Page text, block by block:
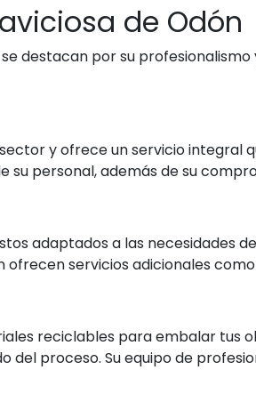
de Odón
destacan por su
y ofrece un servicio integral
personal, además de su
adaptados a las necesidades
servicios adicionales
reciclables para embalar tus
del proceso. Su equipo de